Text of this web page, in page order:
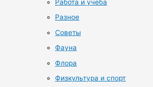
Работа и учеба
Разное
Советы
Фауна
Флора
Физкультура и спорт